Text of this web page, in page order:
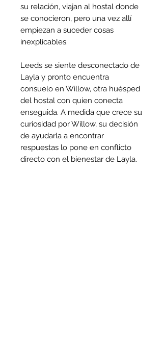
su relación, viajan al hostal donde
se conocieron, pero una vez allí
empiezan a suceder cosas
inexplicables.
Leeds se siente desconectado de
Layla y pronto encuentra
consuelo en Willow, otra huésped
del hostal con quien conecta
enseguida. A medida que crece su
curiosidad por Willow, su decisión
de ayudarla a encontrar
respuestas lo pone en conflicto
directo con el bienestar de Layla.